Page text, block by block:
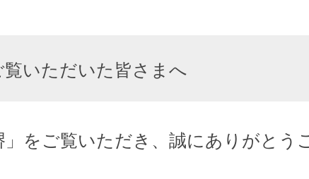
覧いただいた皆さまへ
をご覧いただき、誠にありがとう